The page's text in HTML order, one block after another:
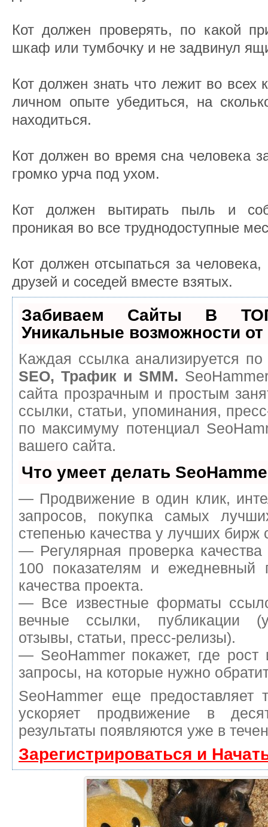
Кот должен проверять, по какой
шкаф или тумбочку и не задвинул
Кот должен знать что лежит во всех
личном опыте убедиться, на
находиться.
Кот должен во время сна человека
громко урча под ухом.
Кот должен вытирать пыль и
проникая во все труднодоступные
Кот должен отсыпаться за человека,
друзей и соседей вместе взятых.
Забиваем Сайты В
Уникальные возможности от
Каждая ссылка анализируется
SEO, Трафик и SMM.
сайта прозрачным и простым
ссылки, статьи, упоминания,
по максимуму потенциал
вашего сайта.
Что умеет делать
— Продвижение в один клик,
запросов, покупка самых
степенью качества у лучших бирж
— Регулярная проверка
100 показателям и ежедневный
качества проекта.
— Все известные форматы
вечные ссылки, публикации
отзывы, статьи, пресс-релизы).
— SeoHammer покажет, где
запросы, на которые нужно
SeoHammer еще предоставляет
ускоряет продвижение в
результаты появляются уже в
Зарегистрироваться и